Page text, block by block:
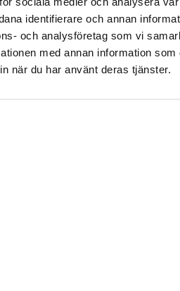
identifierare och annan
och analysföretag som vi
med annan information som
när du har använt deras tjänster.